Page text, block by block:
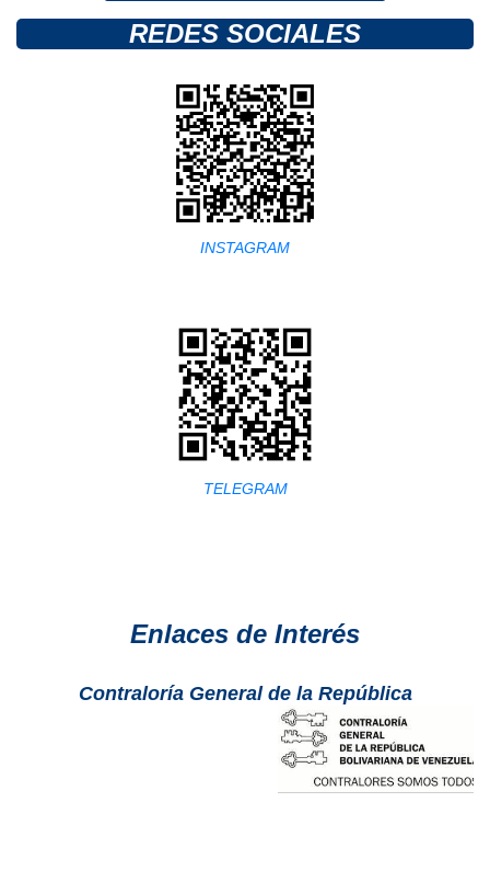
REDES SOCIALES
INSTAGRAM
TELEGRAM
Enlaces de Interés
Contraloría General de la República